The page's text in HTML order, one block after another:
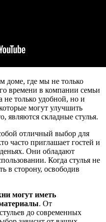
доме, где мы не только
времени в компании семьи
только удобной, но и
могут улучшить
являются складные стулья.
отличный выбор для
часто приглашает гостей и
Они обладают
Когда стулья не
в сторону, освободив
могут иметь
. От
до современных